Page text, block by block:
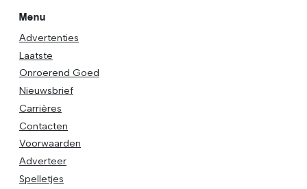
Menu
Advertenties
Laatste
Onroerend Goed
Nieuwsbrief
Carrières
Contacten
Voorwaarden
Adverteer
Spelletjes